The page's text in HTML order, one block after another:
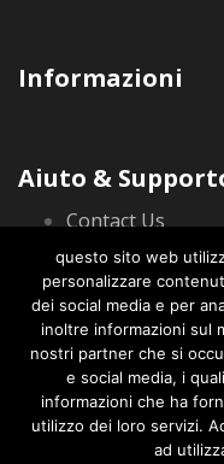
Informazioni
Aiuto &
Contact Us
Privacy Policy
© 2020 CorusWeb Tutti
questo sito web
personalizzare
dei social media e per
inoltre informazioni sul
nostri partner che si
e social media, i
informazioni che ha
utilizzo dei loro servizi.
ad